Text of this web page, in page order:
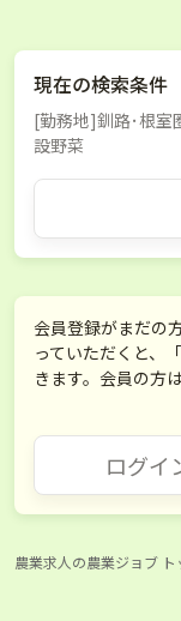
現在の検索条件
[勤務地]釧路･根室
設野菜
会員登録がまだの
っていただくと、
きます。会員の方
ログイ
農業求人の農業ジョブ ト